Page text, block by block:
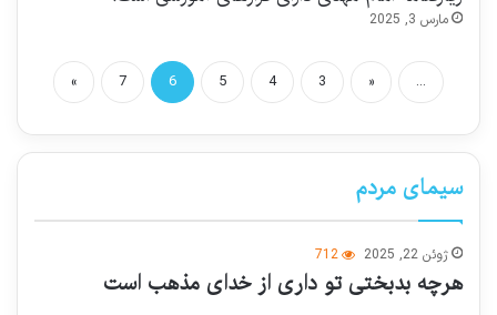
مارس 3, 2025
...
«
3
4
5
6
7
»
سیمای مردم
ژوئن 22, 2025 712
هرچه بدبختی تو داری از خدای مذهب است